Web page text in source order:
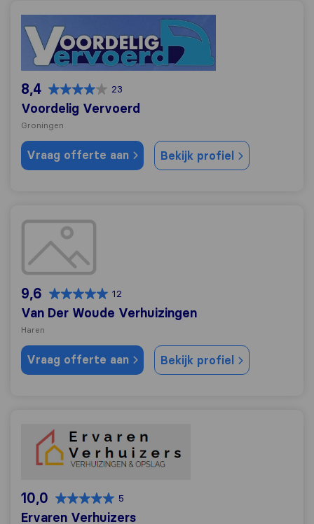
8,4 23
Voordelig Vervoerd
Groningen
Vraag offerte aan Bekijk profiel
Van Der Woude Verhuizingen
9,6 12
Van Der Woude Verhuizingen
Haren
Vraag offerte aan Bekijk profiel
Ervaren Verhuizers
10,0 5
Ervaren Verhuizers